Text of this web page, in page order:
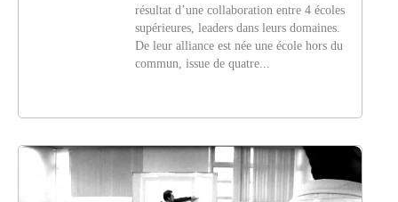
résultat d’une collaboration entre 4 écoles
supérieures, leaders dans leurs domaines.
De leur alliance est née une école hors du
commun, issue de quatre...